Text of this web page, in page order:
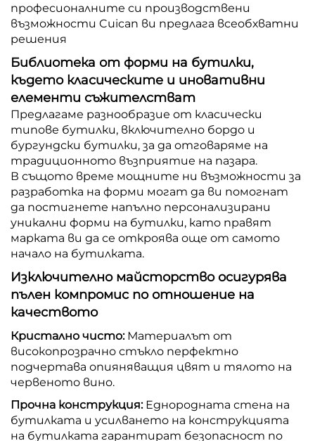
професионалните си производствени
възможности Cuican ви предлага всеобхватни
решения
Библиотека от форми на бутилки,
където класическите и иновативни
елементи съжителстват
Предлагаме разнообразие от класически
типове бутилки, включително бордо и
бургундски бутилки, за да отговаряме на
традиционното възприятие на пазара.
В същото време мощните ни възможности за
разработка на форми могат да ви помогнат
да постигнете напълно персонализирани
уникални форми на бутилки, като правят
марката ви да се откроява още от самото
начало на бутилката.
Изключително майсторство осигурява
пълен компромис по отношение на
качеството
Кристално чисто: Материалът от
високопрозрачно стъкло перфектно
подчертава опияняващия цвят и тялото на
червеното вино.
Прочна конструкция: Еднородната стена на
бутилката и усилването на конструкцията
на бутилката гарантират безопасност по